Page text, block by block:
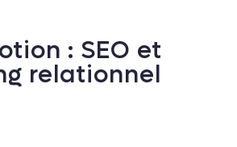
: SEO et
relationnel